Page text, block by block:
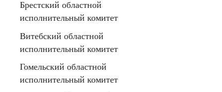
Брестский областной
исполнительный комитет
Витебский областной
исполнительный комитет
Гомельский областной
исполнительный комитет